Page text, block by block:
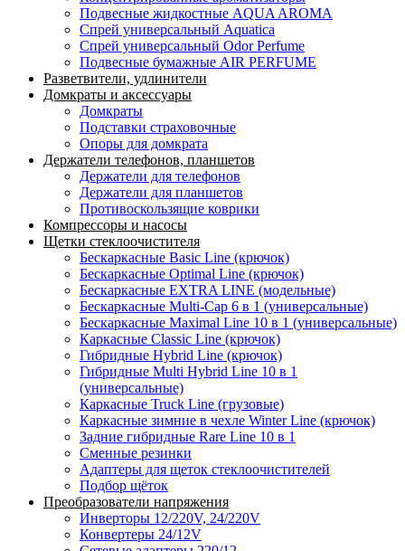
Подвесные жидкостные AQUA AROMA
Спрей универсальный Aquatica
Спрей универсальный Odor Perfume
Подвесные бумажные AIR PERFUME
Разветвители, удлинители
Домкраты и аксессуары
Домкраты
Подставки страховочные
Опоры для домкрата
Держатели телефонов, планшетов
Держатели для телефонов
Держатели для планшетов
Противоскользящие коврики
Компрессоры и насосы
Щетки стеклоочистителя
Бескаркасные Basic Line (крючок)
Бескаркасные Optimal Line (крючок)
Бескаркасные EXTRA LINE (модельные)
Бескаркасные Multi-Cap 6 в 1 (универсальные)
Бескаркасные Maximal Line 10 в 1 (универсальные)
Каркасные Classic Line (крючок)
Гибридные Hybrid Line (крючок)
Гибридные Multi Hybrid Line 10 в 1
(универсальные)
Каркасные Truck Line (грузовые)
Каркасные зимние в чехле Winter Line (крючок)
Задние гибридные Rare Line 10 в 1
Сменные резинки
Адаптеры для щеток стеклоочистителей
Подбор щёток
Преобразователи напряжения
Инверторы 12/220V, 24/220V
Конвертеры 24/12V